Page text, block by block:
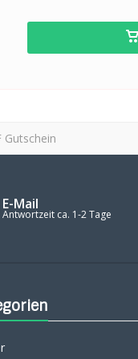
Gutschein
E-Mail
Antwortzeit ca. 1-2 Tage